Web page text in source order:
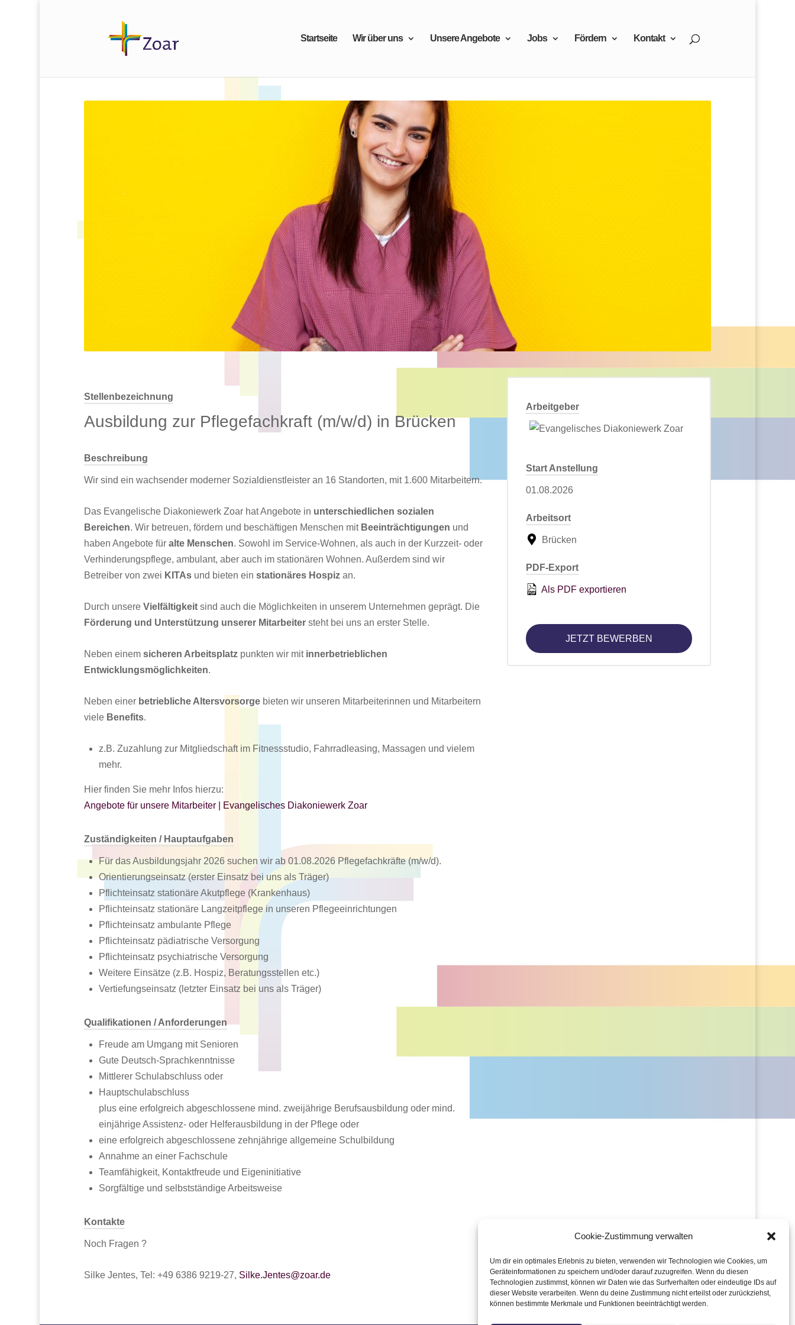
Cookie-Zustimmung verwalten
Um dir ein optimales Erlebnis zu bieten, verwenden wir Technologien wie Cookies, um
Geräteinformationen zu speichern und/oder darauf zuzugreifen. Wenn du diesen
Technologien zustimmst, können wir Daten wie das Surfverhalten oder eindeutige IDs auf
dieser Website verarbeiten. Wenn du deine Zustimmung nicht erteilst oder zurückziehst,
können bestimmte Merkmale und Funktionen beeinträchtigt werden.
Startseite Wir über uns Unsere Angebote Jobs Fördern Kontakt
Stellenbezeichnung
Ausbildung zur Pflegefachkraft (m/w/d) in Brücken
Beschreibung
Wir sind ein wachsender moderner Sozialdienstleister an 16 Standorten, mit 1.600 Mitarbeitern.
Das Evangelische Diakoniewerk Zoar hat Angebote in unterschiedlichen sozialen
Bereichen. Wir betreuen, fördern und beschäftigen Menschen mit Beeinträchtigungen und
haben Angebote für alte Menschen. Sowohl im Service-Wohnen, als auch in der Kurzzeit- oder
Verhinderungspflege, ambulant, aber auch im stationären Wohnen. Außerdem sind wir
Betreiber von zwei KITAs und bieten ein stationäres Hospiz an.
Durch unsere Vielfältigkeit sind auch die Möglichkeiten in unserem Unternehmen geprägt. Die
Förderung und Unterstützung unserer Mitarbeiter steht bei uns an erster Stelle.
Neben einem sicheren Arbeitsplatz punkten wir mit innerbetrieblichen
Entwicklungsmöglichkeiten.
Neben einer betriebliche Altersvorsorge bieten wir unseren Mitarbeiterinnen und Mitarbeitern
viele Benefits.
z.B. Zuzahlung zur Mitgliedschaft im Fitnessstudio, Fahrradleasing, Massagen und vielem
mehr.
Hier finden Sie mehr Infos hierzu:
Angebote für unsere Mitarbeiter | Evangelisches Diakoniewerk Zoar
Zuständigkeiten / Hauptaufgaben
Für das Ausbildungsjahr 2026 suchen wir ab 01.08.2026 Pflegefachkräfte (m/w/d).
Orientierungseinsatz (erster Einsatz bei uns als Träger)
Pflichteinsatz stationäre Akutpflege (Krankenhaus)
Pflichteinsatz stationäre Langzeitpflege in unseren Pflegeeinrichtungen
Pflichteinsatz ambulante Pflege
Pflichteinsatz pädiatrische Versorgung
Pflichteinsatz psychiatrische Versorgung
Weitere Einsätze (z.B. Hospiz, Beratungsstellen etc.)
Vertiefungseinsatz (letzter Einsatz bei uns als Träger)
Qualifikationen / Anforderungen
Freude am Umgang mit Senioren
Gute Deutsch-Sprachkenntnisse
Mittlerer Schulabschluss oder
Hauptschulabschluss
plus eine erfolgreich abgeschlossene mind. zweijährige Berufsausbildung oder mind.
einjährige Assistenz- oder Helferausbildung in der Pflege oder
eine erfolgreich abgeschlossene zehnjährige allgemeine Schulbildung
Annahme an einer Fachschule
Teamfähigkeit, Kontaktfreude und Eigeninitiative
Sorgfältige und selbstständige Arbeitsweise
Kontakte
Noch Fragen ?
Silke Jentes, Tel: +49 6386 9219-27, Silke.Jentes@zoar.de
Arbeitgeber
Start Anstellung
01.08.2026
Arbeitsort
Brücken
PDF-Export
Als PDF exportieren
JETZT BEWERBEN